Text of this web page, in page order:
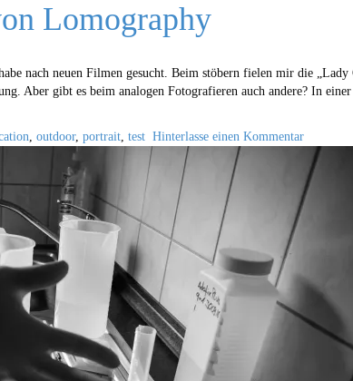
Lomography
nach neuen Filmen gesucht. Beim stöbern fielen mir die
Aber gibt es beim analogen Fotografieren auch andere? In
, outdoor, portrait, test Hinterlasse einen Kommentar